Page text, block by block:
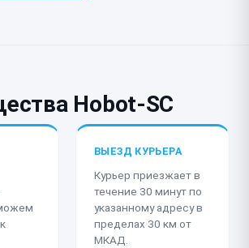
Hobot-SC
ВЫЕЗД КУРЬЕРА
Курьер приезжает в
течение 30 минут по
указанному адресу в
пределах 30 км от
МКАД.